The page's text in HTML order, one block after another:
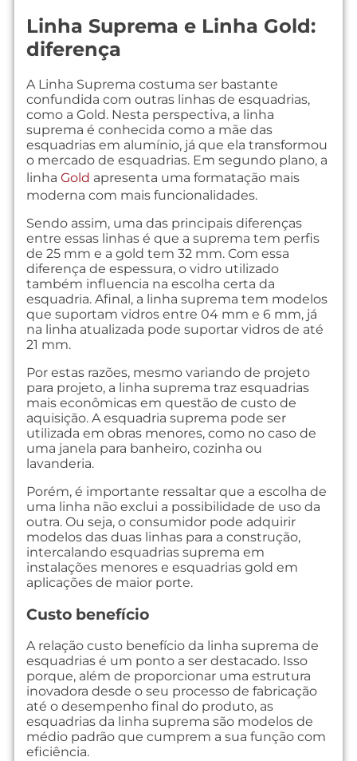
Linha Suprema e Linha Gold:
diferença
A Linha Suprema costuma ser bastante
confundida com outras linhas de esquadrias,
como a Gold. Nesta perspectiva, a linha
suprema é conhecida como a mãe das
esquadrias em alumínio, já que ela transformou
o mercado de esquadrias. Em segundo plano, a
linha Gold apresenta uma formatação mais
moderna com mais funcionalidades.
Sendo assim, uma das principais diferenças
entre essas linhas é que a suprema tem perfis
de 25 mm e a gold tem 32 mm. Com essa
diferença de espessura, o vidro utilizado
também influencia na escolha certa da
esquadria. Afinal, a linha suprema tem modelos
que suportam vidros entre 04 mm e 6 mm, já
na linha atualizada pode suportar vidros de até
21 mm.
Por estas razões, mesmo variando de projeto
para projeto, a linha suprema traz esquadrias
mais econômicas em questão de custo de
aquisição. A esquadria suprema pode ser
utilizada em obras menores, como no caso de
uma janela para banheiro, cozinha ou
lavanderia.
Porém, é importante ressaltar que a escolha de
uma linha não exclui a possibilidade de uso da
outra. Ou seja, o consumidor pode adquirir
modelos das duas linhas para a construção,
intercalando esquadrias suprema em
instalações menores e esquadrias gold em
aplicações de maior porte.
Custo benefício
A relação custo benefício da linha suprema de
esquadrias é um ponto a ser destacado. Isso
porque, além de proporcionar uma estrutura
inovadora desde o seu processo de fabricação
até o desempenho final do produto, as
esquadrias da linha suprema são modelos de
médio padrão que cumprem a sua função com
eficiência.